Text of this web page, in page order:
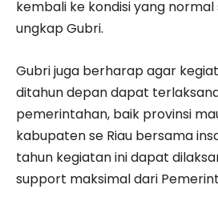
kembali ke kondisi yang
ungkap Gubri.
Gubri juga berharap agar
ditahun depan dapat
pemerintahan, baik provinsi
kabupaten se Riau bersama
tahun kegiatan ini dapat
support maksimal dari